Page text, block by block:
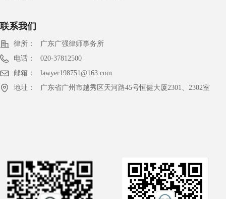
联系我们
律所：
广东广强律师事务所
电话：
020-37812500
邮箱：
lawyer198751@163.com
地址：
广东省广州市越秀区天河路45号恒健大厦2301、2302室